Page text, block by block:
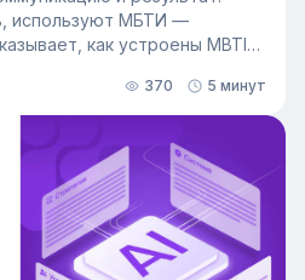
используют МБТИ —
как устроены MBTI
в бизнесе и какую
персоналом.
370 5 минут